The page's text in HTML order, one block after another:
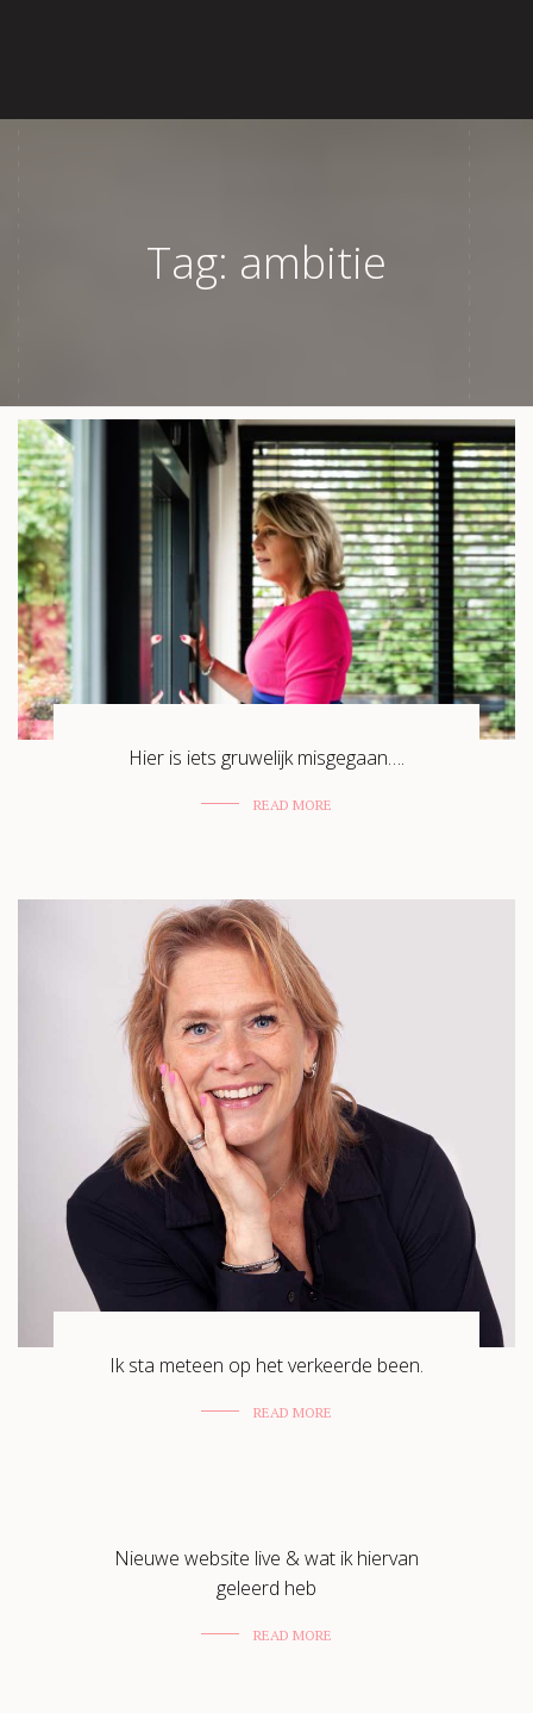
Home
Reviews
Tag: ambitie
Hier is iets gruwelijk misgegaan….
READ MORE
Ik sta meteen op het verkeerde been.
READ MORE
Nieuwe website live & wat ik hiervan
geleerd heb
READ MORE